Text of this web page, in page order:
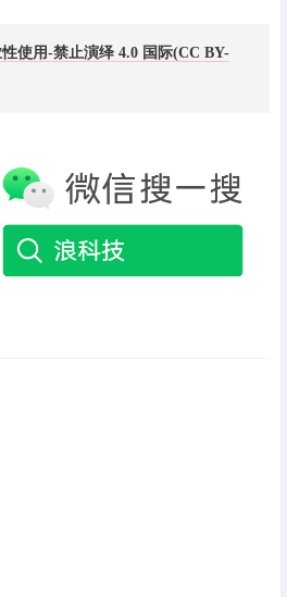
使用-禁止演绎 4.0 国际(CC BY-